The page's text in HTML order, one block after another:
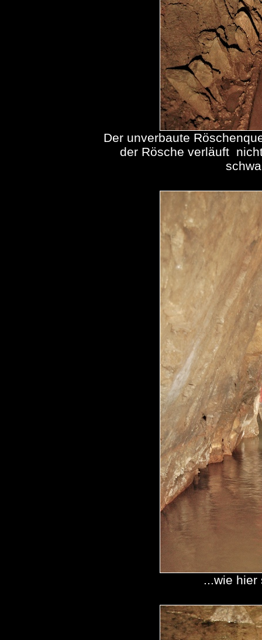
Der unverbaute
der Rösche verläuft
...wie hier